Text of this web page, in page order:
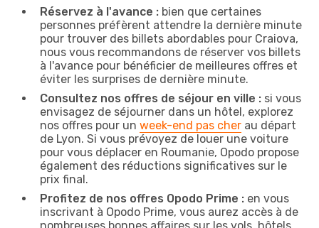
Réservez à l'avance : bien que certaines
personnes préfèrent attendre la dernière minute
pour trouver des billets abordables pour Craiova,
nous vous recommandons de réserver vos billets
à l'avance pour bénéficier de meilleures offres et
éviter les surprises de dernière minute.
Consultez nos offres de séjour en ville : si vous
envisagez de séjourner dans un hôtel, explorez
nos offres pour un week-end pas cher au départ
de Lyon. Si vous prévoyez de louer une voiture
pour vous déplacer en Roumanie, Opodo propose
également des réductions significatives sur le
prix final.
Profitez de nos offres Opodo Prime : en vous
inscrivant à Opodo Prime, vous aurez accès à de